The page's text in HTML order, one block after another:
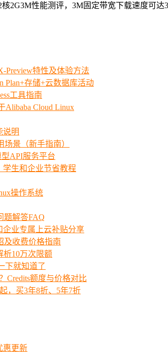
核2G3M性能测评，3M固定带宽下载速度可
Preview特性及体验方法
Plan+存储+云数据库活动
工具指南
Alibaba Cloud Linux
说明
景（新手指南）
型API服务平台
生和企业节省教程
操作系统
题解答FAQ
企业专属上云补贴分享
及收费价格指南
析10万次限额
下就知道了
Credits额度与价格对比
，买3年8折、5年7折
惠更新